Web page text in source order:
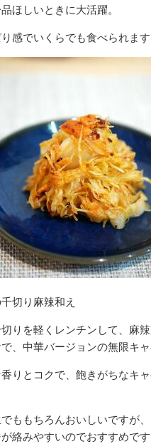
ほしいときに大活躍。
感でいくらでも食べられます
切り麻辣和え
りを軽くレンチンして、麻
、中華バージョンの無限キャ
りとコクで、飽きがちなキ
ももちろんおいしいですが
絡みやすいのでおすすめです